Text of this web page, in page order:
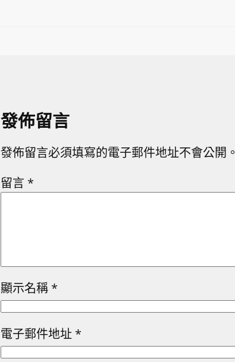
發佈留言
發佈留言必須填寫的電子郵件地址不會公開。
留言 *
顯示名稱 *
電子郵件地址 *